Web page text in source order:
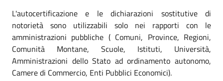
L'autocertificazione e le dichiarazioni sostitutive di
notorietà sono utilizzabili solo nei rapporti con le
amministrazioni pubbliche ( Comuni, Province, Regioni,
Comunità Montane, Scuole, Istituti, Università,
Amministrazioni dello Stato ad ordinamento autonomo,
Camere di Commercio, Enti Pubblici Economici).